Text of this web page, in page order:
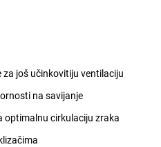
još učinkovitiju ventilaciju
na savijanje
optimalnu cirkulaciju zraka